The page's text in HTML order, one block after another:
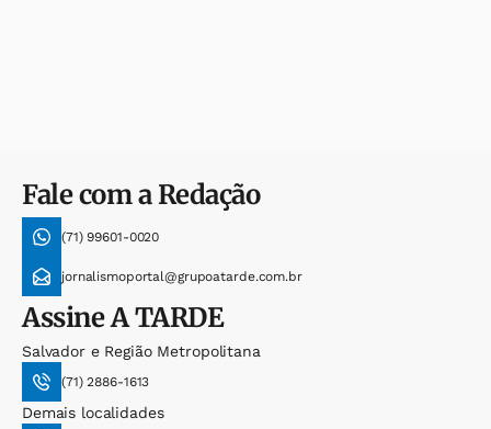
Fale com a Redação
(71) 99601-0020
jornalismoportal@grupoatarde.com.br
AssineA TARDE
Salvador e Região Metropolitana
(71) 2886-1613
Demais localidades